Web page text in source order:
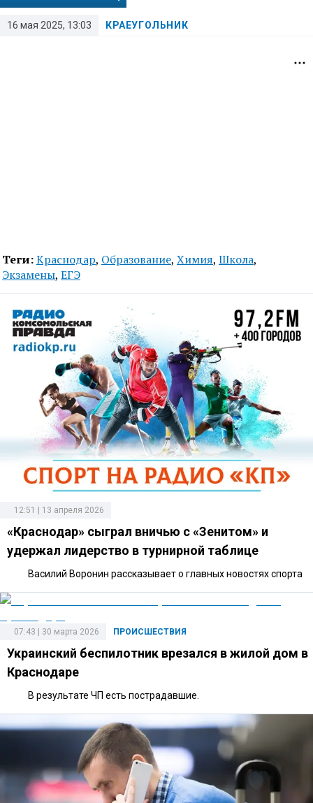
16 мая 2025, 13:03 КРАЕУГОЛЬНИК
Теги:Краснодар, Образование, Химия, Школа,
Экзамены, ЕГЭ
12:51 | 13 апреля 2026
«Краснодар» сыграл вничью с «Зенитом» и
удержал лидерство в турнирной таблице
Василий Воронин рассказывает о главных новостях спорта
ПРОИСШЕСТВИЯ
07:43 | 30 марта 2026
Украинский беспилотник врезался в жилой дом в
Краснодаре
В результате ЧП есть пострадавшие.